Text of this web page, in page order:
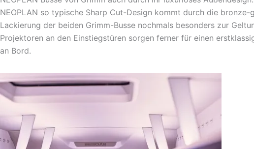
NEOPLAN so typische Sharp Cut-Design kommt durch die bronze-
Lackierung der beiden Grimm-Busse nochmals besonders zur
Projektoren an den Einstiegstüren sorgen ferner für einen
an Bord.